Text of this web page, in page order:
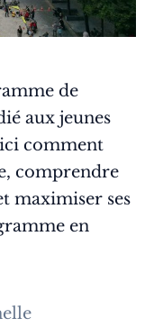
de
aux jeunes
comment
comprendre
maximiser ses
en